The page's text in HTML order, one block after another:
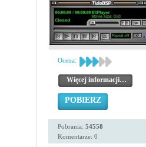
Ocena:
Więcej informacji…
POBIERZ
Pobrania: 54558
Komentarze: 0